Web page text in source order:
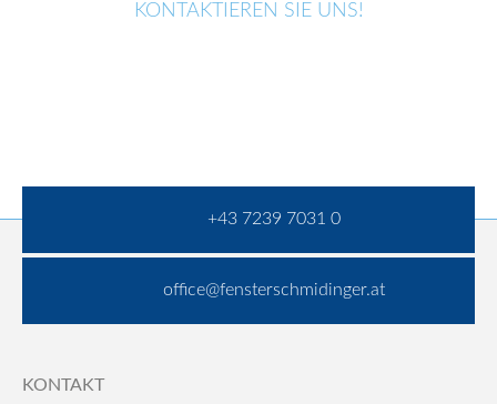
KONTAKTIEREN SIE UNS!
+43 7239 7031 0
office@fensterschmidinger.at
KONTAKT